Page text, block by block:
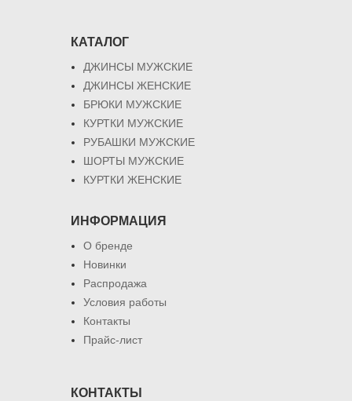
КАТАЛОГ
ДЖИНСЫ МУЖСКИЕ
ДЖИНСЫ ЖЕНСКИЕ
БРЮКИ МУЖСКИЕ
КУРТКИ МУЖСКИЕ
РУБАШКИ МУЖСКИЕ
ШОРТЫ МУЖСКИЕ
КУРТКИ ЖЕНСКИЕ
ИНФОРМАЦИЯ
О бренде
Новинки
Распродажа
Условия работы
Контакты
Прайс-лист
КОНТАКТЫ